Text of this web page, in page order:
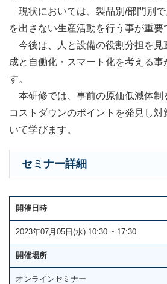
現状においては、製品別/部門別
を出さない生産活動を行う事が重要
今後は、人と設備の役割分担を見
成と自働化・スマート化を考える事
す。
本研修では、事前の原価低減体制
コストダウンのポイントを発見し
いて学びます。
セミナー詳細
開催日時
2023年07月05日(水) 10:30 ~ 17:30
開催場所
オンラインセミナー